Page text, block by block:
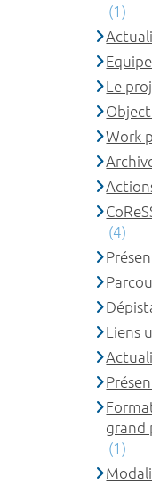
(1)
Le
Work
(4)
Liens
grand
(1)